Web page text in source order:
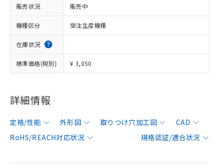
販売状況 販売中
機種区分 受注生産機種
在庫状況
標準価格(税別) ¥ 3,050
詳細情報
定格/性能 外形図 取りつけ穴加工図
CAD
RoHS/REACH対応状況
規格認証/適合状況